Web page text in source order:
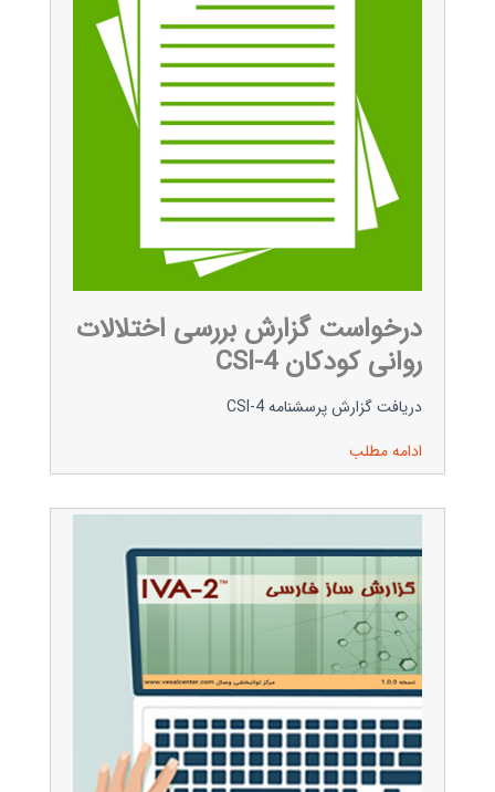
درخواست گزارش بررسی اختلالات
روانی کودکان CSI-4
دریافت گزارش پرسشنامه CSI-4
ادامه مطلب